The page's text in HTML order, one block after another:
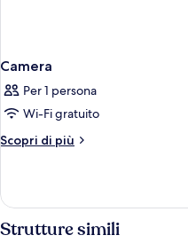
Camera
Per 1 persona
Wi-Fi gratuito
Scopri di più
Altri
Strutture simili